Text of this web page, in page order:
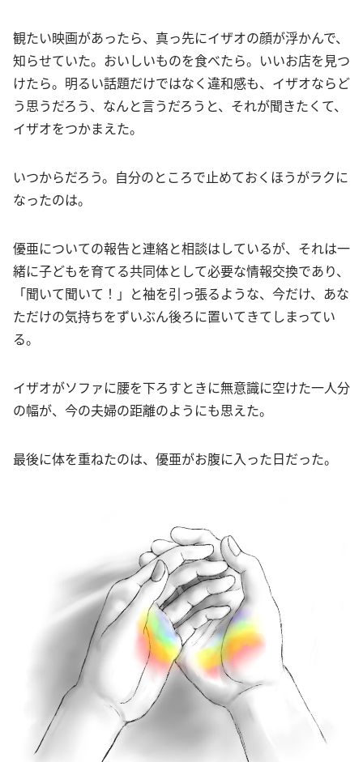
観たい映画があったら、真っ先にイザオの顔が浮かんで、
知らせていた。おいしいものを食べたら。いいお店を見つ
けたら。明るい話題だけではなく違和感も、イザオならど
う思うだろう、なんと言うだろうと、それが聞きたくて、
イザオをつかまえた。
いつからだろう。自分のところで止めておくほうがラクに
なったのは。
優亜についての報告と連絡と相談はしているが、それは一
緒に子どもを育てる共同体として必要な情報交換であり、
「聞いて聞いて！」と袖を引っ張るような、今だけ、あな
ただけの気持ちをずいぶん後ろに置いてきてしまってい
る。
イザオがソファに腰を下ろすときに無意識に空けた一人分
の幅が、今の夫婦の距離のようにも思えた。
最後に体を重ねたのは、優亜がお腹に入った日だった。